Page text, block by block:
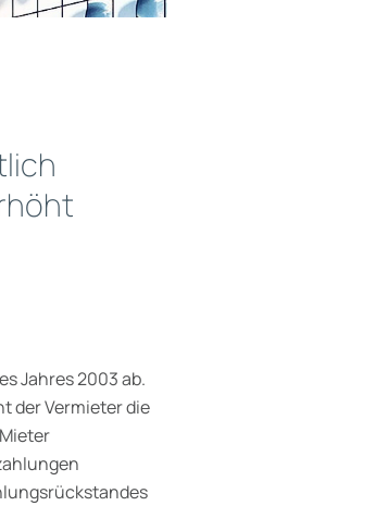
Jahres 2003 ab.
der Vermieter die